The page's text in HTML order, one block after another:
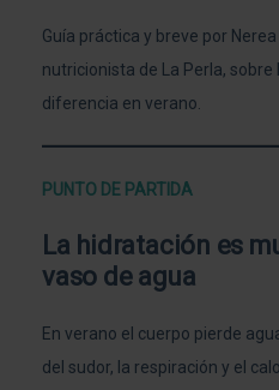
Guía práctica y breve por Nerea
nutricionista de La Perla, sobre
diferencia en verano.
PUNTO DE PARTIDA
La hidratación es
vaso de agua
En verano el cuerpo pierde
del sudor, la respiración y el